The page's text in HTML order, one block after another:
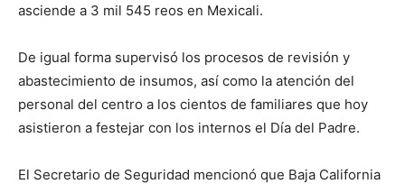
asciende a 3 mil 545 reos en Mexicali.
De igual forma supervisó los procesos de revisión y
abastecimiento de insumos, así como la atención del
personal del centro a los cientos de familiares que hoy
asistieron a festejar con los internos el Día del Padre.
El Secretario de Seguridad mencionó que Baja California